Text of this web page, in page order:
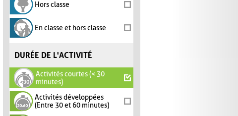
Hors classe
En classe et hors classe
DURÉE DE L'ACTIVITÉ
Activités courtes (< 30
minutes)
Activités développées
(Entre 30 et 60 minutes)